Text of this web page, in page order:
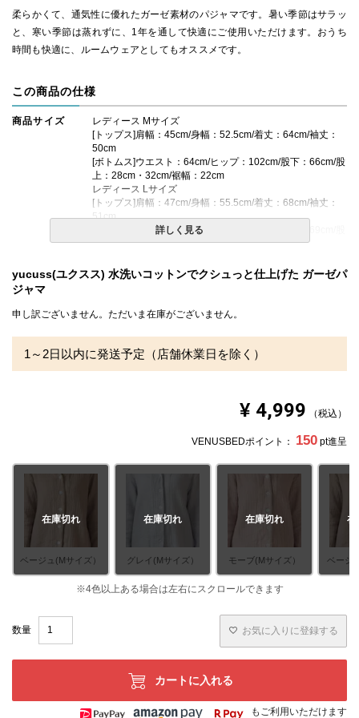
柔らかくて、通気性に優れたガーゼ素材のパジャマです。暑い季節はサラッ
と、寒い季節は蒸れずに、1年を通して快適にご使用いただけます。おうち
時間も快適に、ルームウェアとしてもオススメです。
この商品の仕様
商品サイズ
レディース Mサイズ
[トップス]肩幅：45cm/身幅：52.5cm/着丈：64cm/袖丈：
50cm
[ボトムス]ウエスト：64cm/ヒップ：102cm/股下：66cm/股
上：28cm・32cm/裾幅：22cm
レディース Lサイズ
[トップス]肩幅：47cm/身幅：55.5cm/着丈：68cm/袖丈：
51cm
[ボトムス]ウエスト：70cm/ヒップ：108cm/股下：69cm/股
上：29cm・33cm/裾幅：23cm
素材・仕様
綿100% （3重ガーゼ）
送料 無料
備考
・配送日指定OK！
※北海道・沖縄・離島等一部地域へのお届けは別途送料が
※できる限り実際の色を再現するよう心がけております
が、閲覧環境により誤差がでる場合がございますのでご了
詳しく見る
yucuss(ユクスス) 水洗いコットンでクシュっと仕上げた ガーゼパ
ジャマ
申し訳ございません。ただいま在庫がございません。
1～2日以内に発送予定（店舗休業日を除く）
¥ 4,999 税込
VENUSBEDポイント： 150 pt進呈
ベージュ(Mサイズ）
在庫切れ
グレイ(Mサイズ）
在庫切れ
モーブ(Mサイズ）
在庫切れ
ベージ
在
お気に入りに登録する
カートに入れる
もご利用いただけます